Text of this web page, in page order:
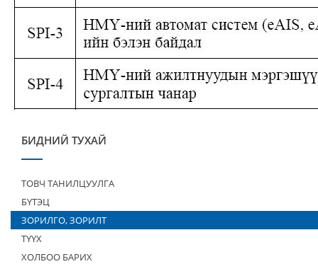
БИДНИЙ ТУХАЙ
ТОВЧ ТАНИЛЦУУЛГА
БҮТЭЦ
ЗОРИЛГО, ЗОРИЛТ
ТҮҮХ
ХОЛБОО БАРИХ